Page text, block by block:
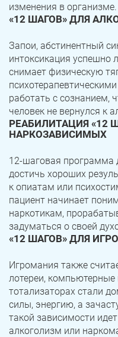
изменения в организме.
«12 ШАГОВ» ДЛЯ
Запои, абстинентный
интоксикация успешно
снимает физическую
работать с сознанием,
человек не вернулся к
РЕАБИЛИТАЦИЯ «12
НАРКОЗАВИСИМЫХ
12-шаговая программа
достичь хороших
к опиатам или
пациент начинает
наркотикам,
задуматься о своей
«12 ШАГОВ» ДЛЯ
Игромания также
лотереи, компьютерные
тотализаторах стали
силы, энергию, а
такой зависимости
алкоголизм или